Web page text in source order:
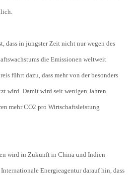
dass in jüngster Zeit nicht nur wegen des
die Emissionen weltweit
führt dazu, dass mehr von der besonders
wird. Damit wird seit wenigen Jahren
mehr CO2 pro Wirtschaftsleistung
wird in Zukunft in China und Indien
Energieagentur darauf hin, dass